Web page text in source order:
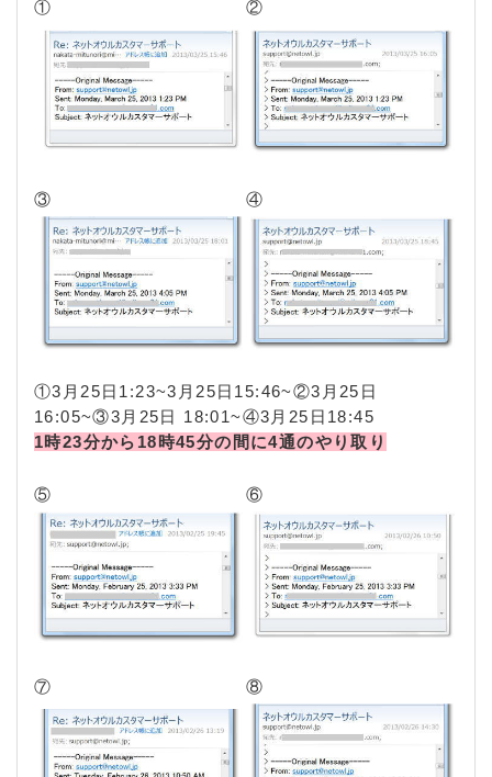
① ②
③ ④
①3月25日1:23~3月25日15:46~②3月25日
16:05~③3月25日 18:01~④3月25日18:45
1時23分から18時45分の間に4通のやり取り
⑤ ⑥
⑦ ⑧